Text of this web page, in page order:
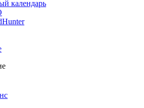
календарь